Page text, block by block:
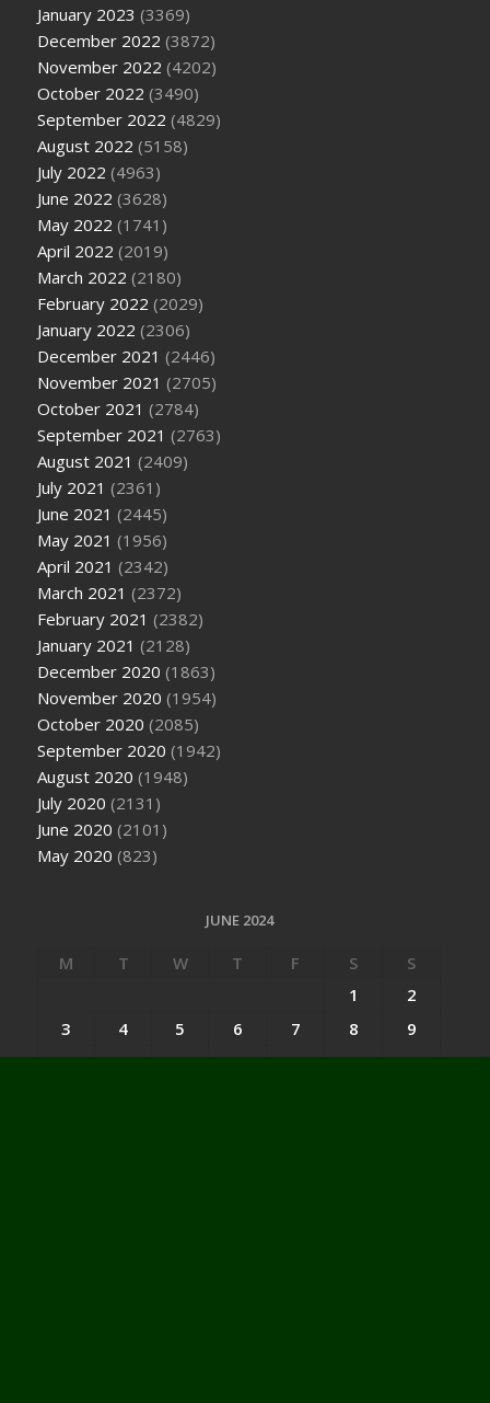
January 2023 (3369)
December 2022 (3872)
November 2022 (4202)
October 2022 (3490)
September 2022 (4829)
August 2022 (5158)
July 2022 (4963)
June 2022 (3628)
May 2022 (1741)
April 2022 (2019)
March 2022 (2180)
February 2022 (2029)
January 2022 (2306)
December 2021 (2446)
November 2021 (2705)
October 2021 (2784)
September 2021 (2763)
August 2021 (2409)
July 2021 (2361)
June 2021 (2445)
May 2021 (1956)
April 2021 (2342)
March 2021 (2372)
February 2021 (2382)
January 2021 (2128)
December 2020 (1863)
November 2020 (1954)
October 2020 (2085)
September 2020 (1942)
August 2020 (1948)
July 2020 (2131)
June 2020 (2101)
May 2020 (823)
JUNE 2024
M T W T F S
S
1
2
3
4 5 6 7 8
9
10
11 12 13 14 15
16